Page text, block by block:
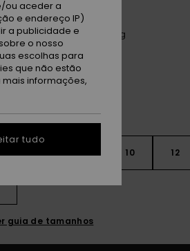
Aquarella Active Rg
10 12
guia de tamanhos
ou aceder a
e endereço IP)
a publicidade e
o nosso
escolhas para
que não estão
informações,
tudo